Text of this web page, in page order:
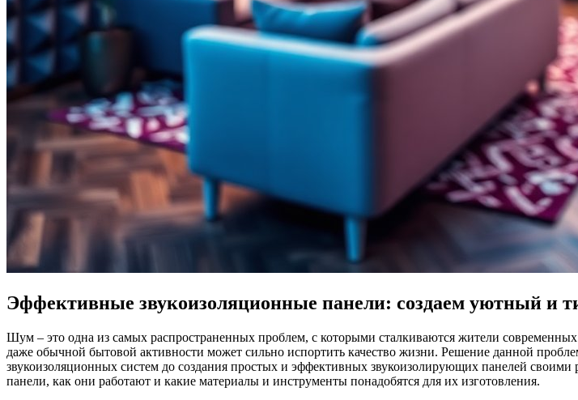
Эффективные звукоизоляционные панели: создаем уютный и
Шум – это одна из самых распространенных проблем, с которыми сталкиваются жители
даже обычной бытовой активности может сильно испортить качество жизни. Решение данной
звукоизоляционных систем до создания простых и эффективных звукоизолирующих панелей
панели, как они работают и какие материалы и инструменты понадобятся для их изготовления.